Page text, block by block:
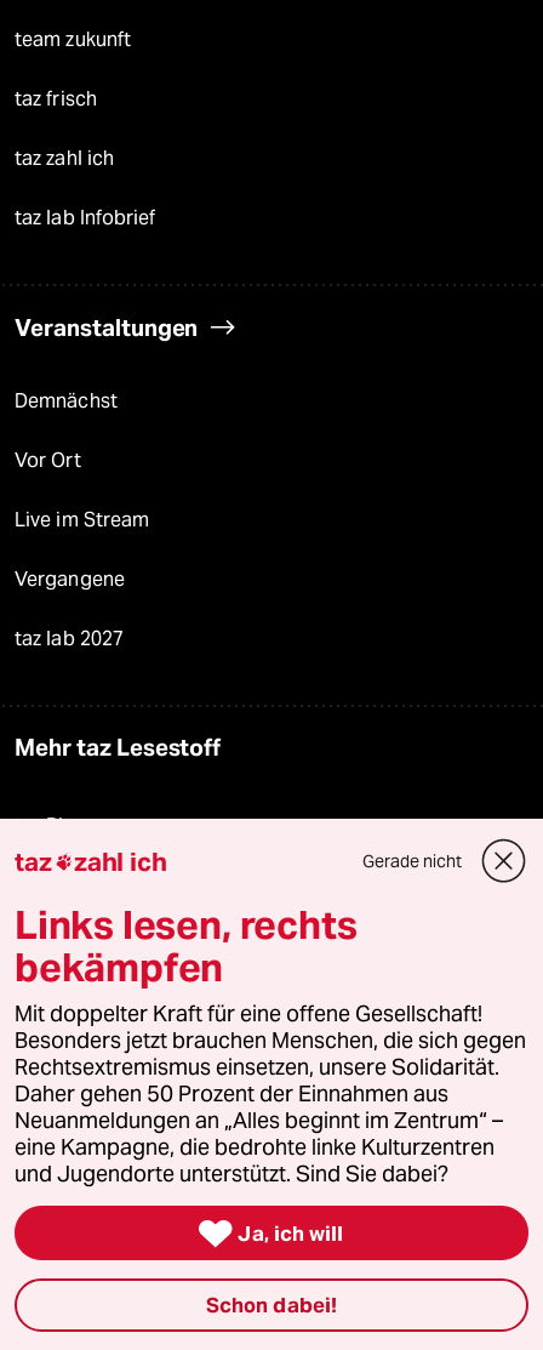
team zukunft
taz frisch
taz zahl ich
taz lab Infobrief
Veranstaltungen
Demnächst
Vor Ort
Live im Stream
Vergangene
taz lab 2027
Mehr taz Lesestoff
taz Blogs
Le Monde diplomatique
taz Archiv
Mehr taz Angebote
Reisen
Kantine
Shop
taz zahl ich Gerade nicht
Links lesen, rechts
bekämpfen
Mit doppelter Kraft für eine offene Gesellschaft!
Besonders jetzt brauchen Menschen, die sich gegen
Rechtsextremismus einsetzen, unsere Solidarität.
Daher gehen 50 Prozent der Einnahmen aus
Neuanmeldungen an „Alles beginnt im Zentrum“ –
eine Kampagne, die bedrohte linke Kulturzentren
und Jugendorte unterstützt. Sind Sie dabei?
 Ja, ich will
Schon dabei!